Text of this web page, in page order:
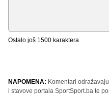
Ostalo još 1500 karaktera
NAPOMENA: Komentari
i stavove portala SportSport.ba te